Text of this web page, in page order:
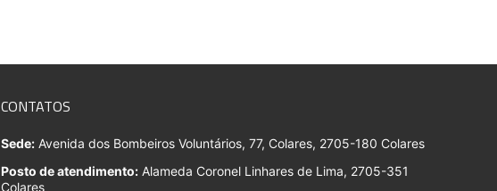
CONTATOS
Sede:Avenida dos Bombeiros Voluntários, 77, Colares, 2705-180 Colares
Posto de atendimento:Alameda Coronel Linhares de Lima, 2705-351
Colares